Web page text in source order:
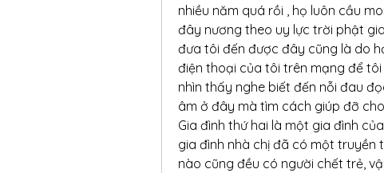
nhiều năm quá rồi , họ luôn cầu
đây nương theo uy lực trời phật
đưa tôi đến được đây cũng là do
điện thoại của tôi trên mạng để
nhìn thấy nghe biết đến nỗi đau
âm ở đây mà tìm cách giúp đỡ
Gia đình thứ hai là một gia đình
gia đình nhà chị đã có một truyền
nào cũng đều có người chết trẻ,